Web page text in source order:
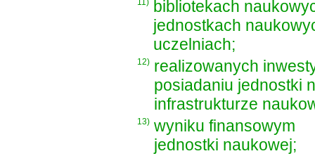
11)
bibliotekach
jednostkach
uczelniach;
12) realizowanych
posiadaniu jednostki
infrastrukturze
13) wyniku finansowym
jednostki naukowej;